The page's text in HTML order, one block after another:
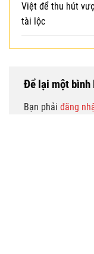
Việt để thu hút
tài lộc
Để lại một bình
Bạn phải đăng